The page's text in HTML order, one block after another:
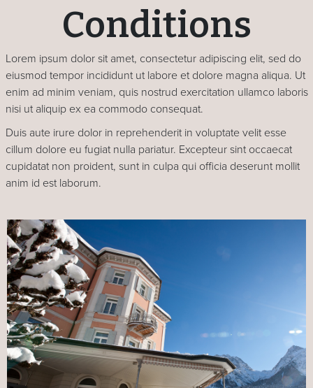
Conditions
Lorem ipsum dolor sit amet, consectetur adipiscing elit, sed do
eiusmod tempor incididunt ut labore et dolore magna aliqua. Ut
enim ad minim veniam, quis nostrud exercitation ullamco laboris
nisi ut aliquip ex ea commodo consequat.
Duis aute irure dolor in reprehenderit in voluptate velit esse
cillum dolore eu fugiat nulla pariatur. Excepteur sint occaecat
cupidatat non proident, sunt in culpa qui officia deserunt mollit
anim id est laborum.